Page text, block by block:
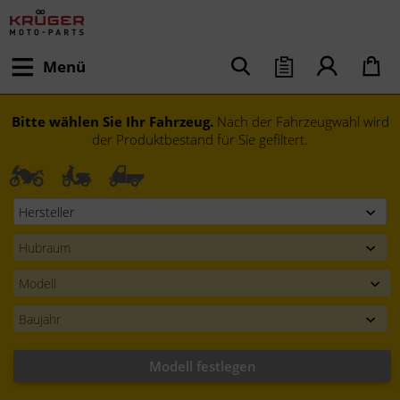
Menü
Bitte wählen Sie Ihr Fahrzeug. Nach der Fahrzeugwahl wird
der Produktbestand für Sie gefiltert.
Modell festlegen